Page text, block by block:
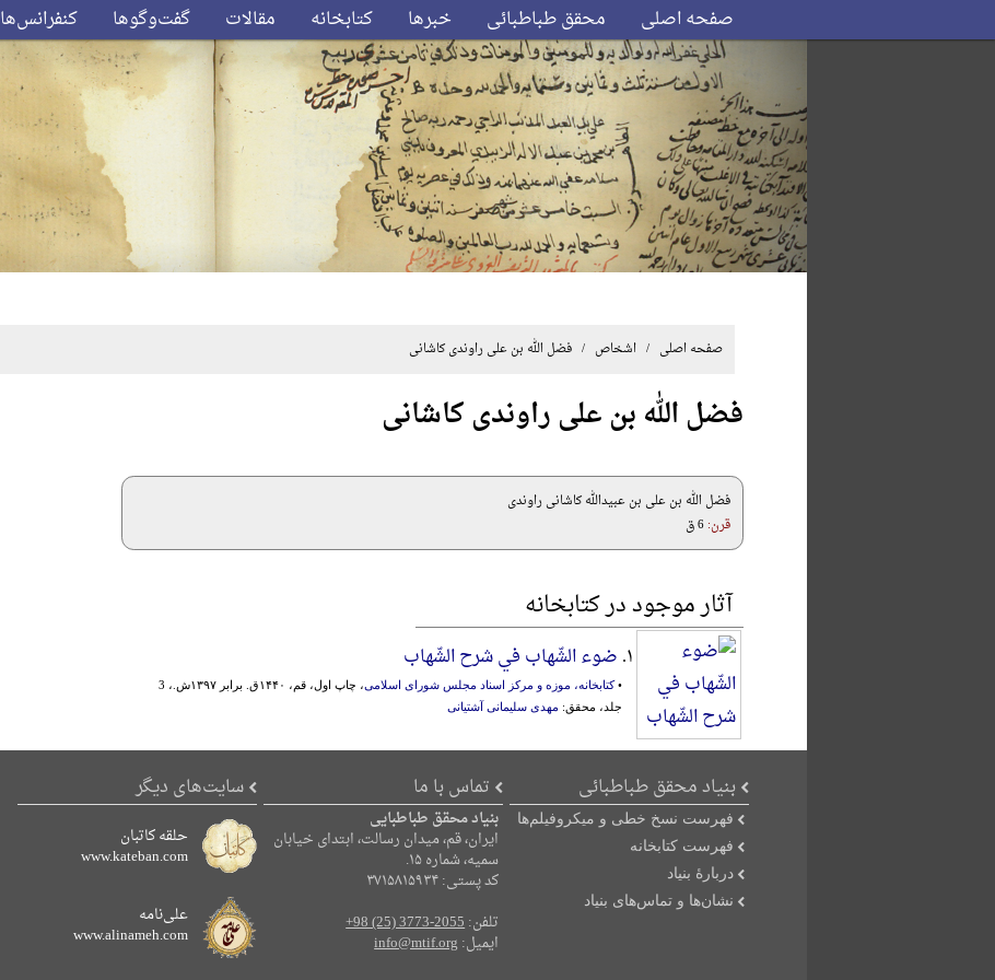
صفحه اصلی محقق طباطبائی خبرها کتابخانه مقالات گفت‌وگوها کنفرانس‌ها
صفحه اصلی / اشخاص / فضل الله بن علی راوندی کاشانی
فضل الله بن علی راوندی کاشانی
فضل الله بن علی بن عبیدالله کاشانی راوندی
قرن:6 ق
آثار موجود در کتابخانه
۱. ضوء الشّهاب في شرح الشّهاب
•کتابخانه، موزه و مرکز اسناد مجلس شورای اسلامی
، چاپ اول، قم، ۱۴۴۰ق. برابر ۱۳۹۷ش.، 3
جلد، محقق: مهدی سلیمانی آشتیانی
بنیاد محقق طباطبائی
فهرست نسخ خطی و میکروفیلم‌ها
فهرست کتابخانه
دربارۀ بنیاد
نشان‌ها و تماس‌های بنیاد
تماس با ما
بنیاد محقق طباطبایی
ایران، قم، میدان رسالت، ابتدای خیابان
سمیه، شماره ۱۵.
کد پستی: ۳۷۱۵۸۱۵۹۳۴
تلفن:+98 (25) 3773-2055
ایمیل:info@mtif.org
سایت‌های دیگر
حلقه کاتبان
www.kateban.com
علی‌نامه
www.alinameh.com